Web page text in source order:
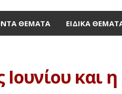
ΘΈΜΑΤΑ ΕΙΔΙΚΆ
Ιουνίου